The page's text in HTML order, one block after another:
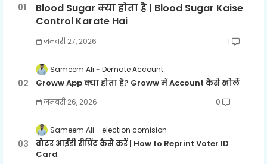
Blood Sugar क्या होता है | Blood Sugar Kaise
Control Karate Hai
जनवरी 27, 2026 1
Sameem Ali Demate Account
Groww App क्या होता है? Groww में Account कैसे खोलें
जनवरी 26, 2026 0
Sameem Ali election comision
वोटर आईडी रीप्रिंट कैसे करें | How to Reprint Voter ID
Card